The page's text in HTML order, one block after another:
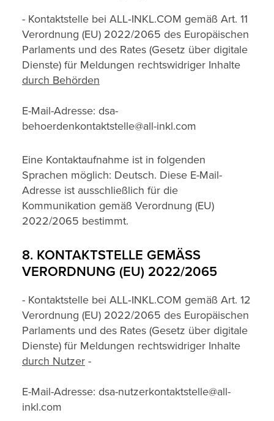
- Kontaktstelle bei ALL‑INKL.COM gemäß Art. 11
Verordnung (EU) 2022/2065 des Europäischen
Parlaments und des Rates (Gesetz über digitale
Dienste) für Meldungen rechtswidriger Inhalte
durch Behörden
E-Mail-Adresse: dsa-
behoerdenkontaktstelle@all-inkl.com
Eine Kontaktaufnahme ist in folgenden
Sprachen möglich: Deutsch. Diese E-Mail-
Adresse ist ausschließlich für die
Kommunikation gemäß Verordnung (EU)
2022/2065 bestimmt.
8. KONTAKTSTELLE GEMÄSS V
ERORDNUNG (EU) 2022/2065
- Kontaktstelle bei ALL‑INKL.COM gemäß Art. 12
Verordnung (EU) 2022/2065 des Europäischen
Parlaments und des Rates (Gesetz über digitale
Dienste) für Meldungen rechtswidriger Inhalte
durch Nutzer -
E-Mail-Adresse: dsa-nutzerkontaktstelle@all-
inkl.com